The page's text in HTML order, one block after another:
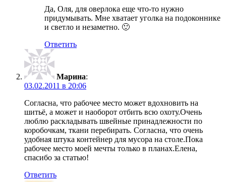
Да, Оля, для оверлока еще что-то нужно
придумывать. Мне хватает уголка на подоконнике
и светло и незаметно. 🙂
Ответить
Марина:
03.02.2011 в 20:06
Согласна, что рабочее место может вдохновить на
шитьё, а может и наоборот отбить всю охоту.Очень
люблю раскладывать швейные принадлежности по
коробочкам, ткани перебирать. Согласна, что очень
удобная штука контейнер для мусора на столе.Пока
рабочее место моей мечты только в планах.Елена,
спасибо за статью!
Ответить